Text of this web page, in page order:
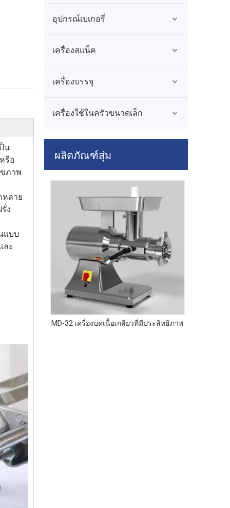
น
รือ
ภาพ
หลาย
ง
แบบ
ละ
อุปกรณ์เบเกอรี่
เครื่องสแน็ค
เครื่องบรรจุ
เครื่องใช้ในครัวขนาดเล็ก
ผลิตภัณฑ์สุ่ม
MD-32 เครื่องบดเนื้อเกลียวที่มีประสิทธิภาพ